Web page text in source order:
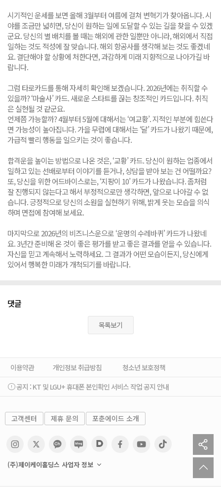
시기적인 운세를 보면 올해 3월부터 여름에 걸쳐 변혁기가 찾아옵니다. 시
야를 조금만 넓히면, 당신이 원하는 일에 도달할 수 있는 길을 찾을 수 있겠
군요. 당신의 별 배치를 볼 때는 해외에 관한 일뿐만 아니라, 해외에서 직접
일하는 것도 적성에 잘 맞습니다. 해외 항공사를 생각해 보는 것도 좋겠네
요. 결단해야 할 상황에 처한다면, 과감하게 미래 지향적으로 나아가길 바
랍니다.
그럼 타로카드를 통해 자세히 확인해 보겠습니다. 2026년에는 취직할 수
있을까? ‘마술사’ 카드. 새로운 스타트를 끊는 창조적인 카드입니다. 취직
은 실현될 것 같군요.
언제쯤 가능할까? 4월부터 5월에 대해서는 ‘여교황’. 지적인 부분에 힘쓴다
면 가능성이 높아집니다. 가을 무렵에 대해서는 ‘달’ 카드가 나왔기 때문에,
가급적 빨리 행동을 일으키는 것이 좋습니다.
합격운을 높이는 방법으로 나온 것은, ‘교황’ 카드. 당신이 원하는 업종에서
일하고 있는 선배로부터 이야기를 듣거나, 상담을 받아 보는 건 어떨까요?
또, 당신을 위한 어드바이스로는, ‘지팡이 10’ 카드가 나왔습니다. 좀처럼
잘 진행되지 않는다고 해서 부정적으로만 생각하면, 앞으로 나아갈 수 없
습니다. 긍정적으로 당신의 소원을 실현하기 위해, 밝게 웃는 모습을 의식
하며 면접에 참여해 보세요.
마지막으로 2026년의 비즈니스운으로 ‘운명의 수레바퀴’ 카드가 나왔네
요. 3년간 준비해 온 것이 좋은 평가를 받고 좋은 결과를 얻을 수 있습니다.
자신을 믿고 계속해서 노력하세요. 그 결과가 어떤 모습이든지, 당신에게
있어서 행복한 미래가 개척되기를 바랍니다.
댓글
목록보기
이용약관 개인정보 취급방침
청소년 보호정책
공지 : KT 및 LGU+ 휴대폰 본인확인 서비스 작업 공지 안내
고객센터 제휴 문의 포춘에이드 소개
(주)제이케이홀딩스 사업자 정보